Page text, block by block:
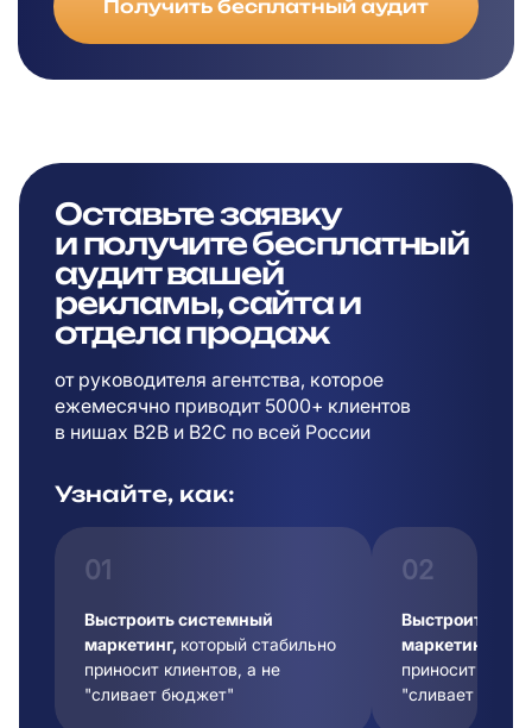
Получить бесплатный аудит
Оставьте заявку
и получите бесплатный
аудит вашей
рекламы,сайта и
отдела продаж
от руководителя агентства, которое
ежемесячно приводит 5000+ клиентов
в нишах B2B и B2C по всей России
Узнайте, как:
01
Выстроить системный
маркетинг, который стабильно
приносит клиентов, а не
"сливает бюджет"
02
Выстроить
маркетинг,
приносит
"сливает